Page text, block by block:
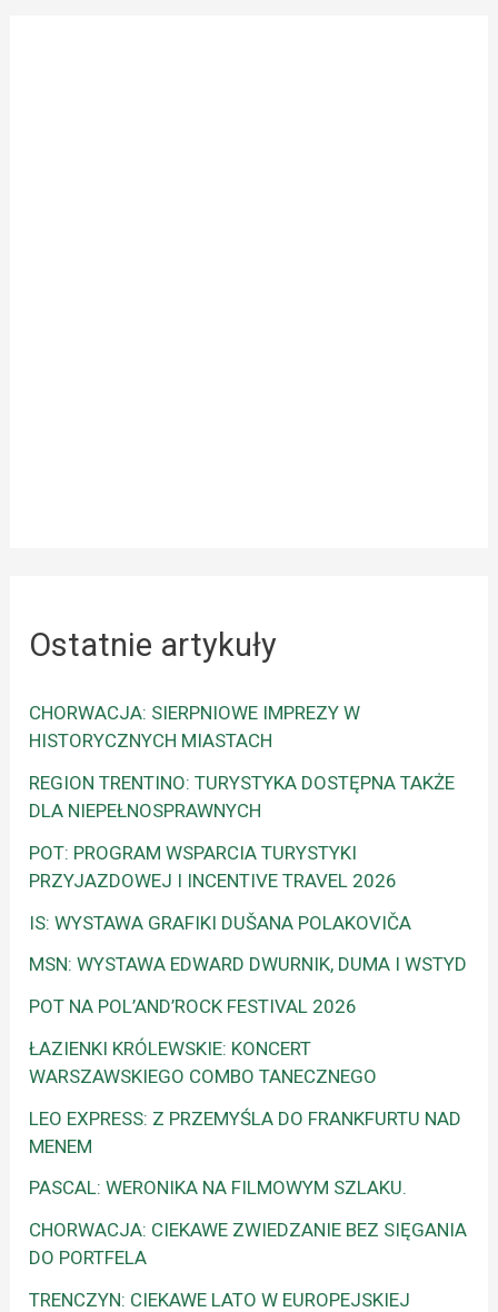
Ostatnie artykuły
CHORWACJA: SIERPNIOWE IMPREZY W
HISTORYCZNYCH MIASTACH
REGION TRENTINO: TURYSTYKA DOSTĘPNA TAKŻE
DLA NIEPEŁNOSPRAWNYCH
POT: PROGRAM WSPARCIA TURYSTYKI
PRZYJAZDOWEJ I INCENTIVE TRAVEL 2026
IS: WYSTAWA GRAFIKI DUŠANA POLAKOVIČA
MSN: WYSTAWA EDWARD DWURNIK, DUMA I WSTYD
POT NA POL’AND’ROCK FESTIVAL 2026
ŁAZIENKI KRÓLEWSKIE: KONCERT
WARSZAWSKIEGO COMBO TANECZNEGO
LEO EXPRESS: Z PRZEMYŚLA DO FRANKFURTU NAD
MENEM
PASCAL: WERONIKA NA FILMOWYM SZLAKU.
CHORWACJA: CIEKAWE ZWIEDZANIE BEZ SIĘGANIA
DO PORTFELA
TRENCZYN: CIEKAWE LATO W EUROPEJSKIEJ